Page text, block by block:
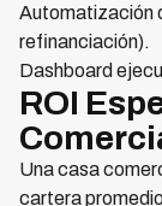
Automatización
refinanciación).
Dashboard
ROI
Una casa
cartera